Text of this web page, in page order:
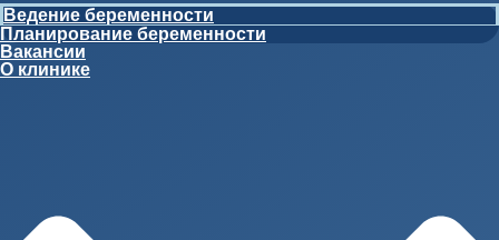
Ведение беременности
Планирование беременности
Вакансии
О клинике